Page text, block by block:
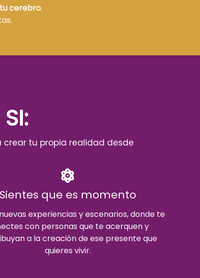
cerebro.
crear tu propia realidad desde
Sientes que es momento
experiencias y escenarios, donde te
con personas que te acerquen y
a la creación de ese presente que
quieres vivir.